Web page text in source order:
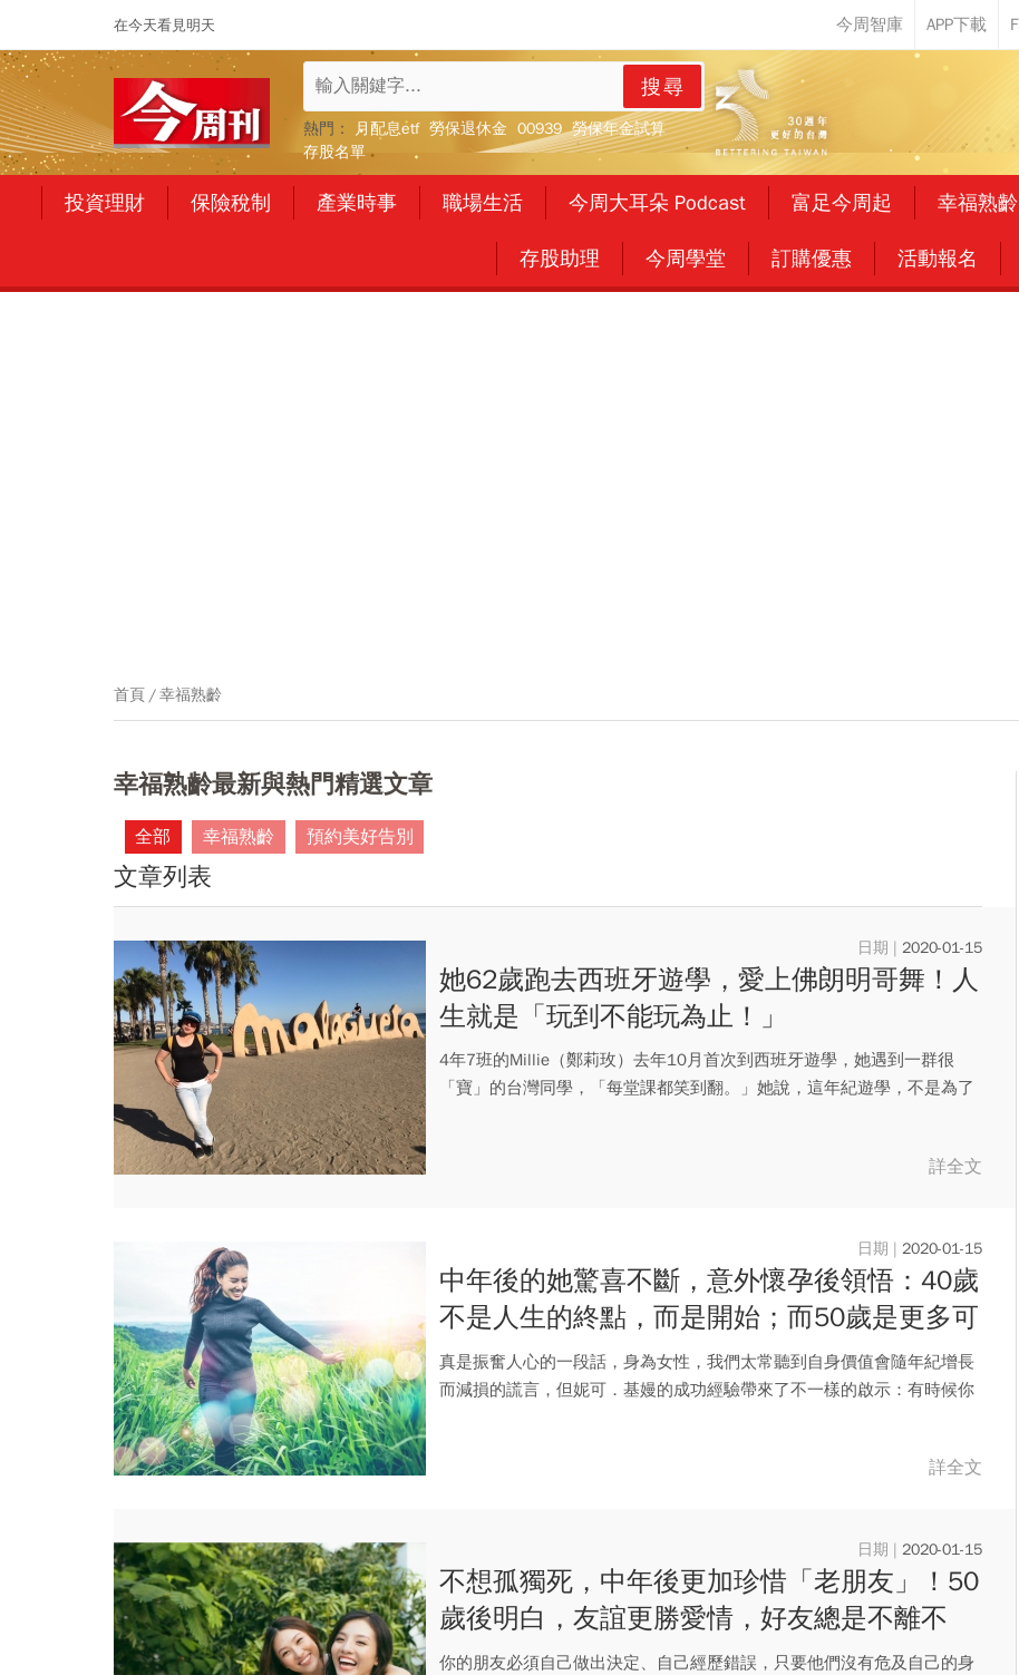
在今天看見明天
搜尋
熱門： 月配息etf 勞保退休金 00939 勞保年金試算
存股名單
投資理財 保險稅制 產業時事 職場生活 今周大耳朵 Podcast 富足今周起 幸福熟齡
存股助理 今周學堂 訂購優惠 活動報名
首頁 幸福熟齡
幸福熟齡最新與熱門精選文章
全部 幸福熟齡 預約美好告別
文章列表
2020-01-15
她62歲跑去西班牙遊學，愛上佛朗明哥舞！人
生就是「玩到不能玩為止！」
4年7班的Millie（鄭莉玫）去年10月首次到西班牙遊學，她遇到一群很
「寶」的台灣同學，「每堂課都笑到翻。」她說，這年紀遊學，不是為了
詳全文
2020-01-15
中年後的她驚喜不斷，意外懷孕後領悟：40歲
不是人生的終點，而是開始；而50歲是更多可
能的開始！
真是振奮人心的一段話，身為女性，我們太常聽到自身價值會隨年紀增長
而減損的謊言，但妮可．基嫚的成功經驗帶來了不一樣的啟示：有時候你
詳全文
2020-01-15
不想孤獨死，中年後更加珍惜「老朋友」！50
歲後明白，友誼更勝愛情，好友總是不離不
棄！
你的朋友必須自己做出決定、自己經歷錯誤，只要他們沒有危及自己的身